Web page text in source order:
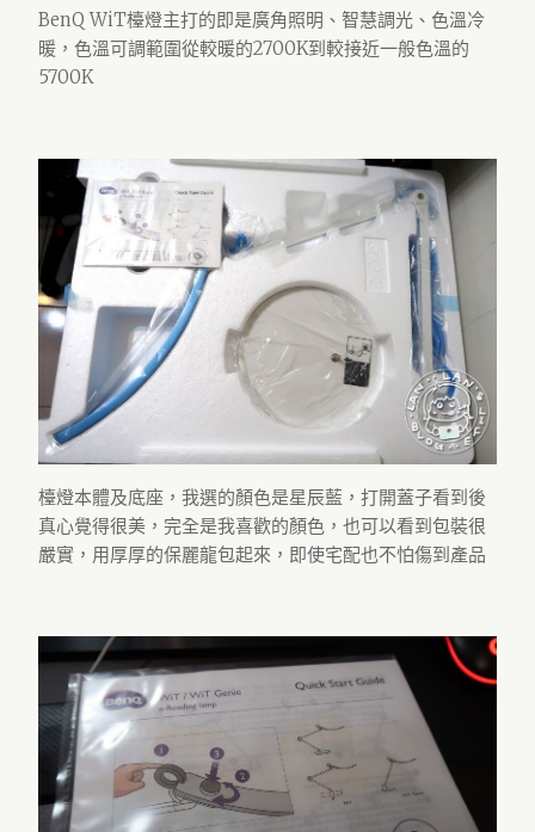
BenQ WiT檯燈主打的即是廣角照明、智慧調光、色溫冷
暖，色溫可調範圍從較暖的2700K到較接近一般色溫的
5700K
檯燈本體及底座，我選的顏色是星辰藍，打開蓋子看到後
真心覺得很美，完全是我喜歡的顏色，也可以看到包裝很
嚴實，用厚厚的保麗龍包起來，即使宅配也不怕傷到產品